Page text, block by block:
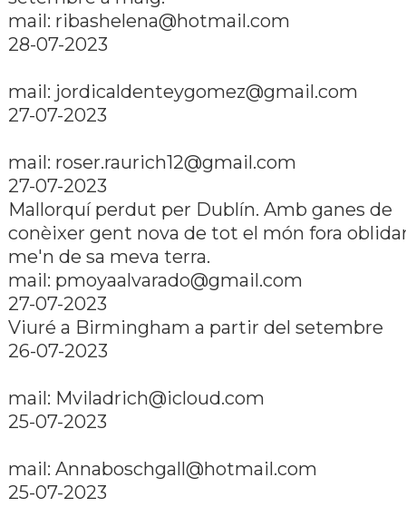
mail: ribashelena@hotmail.com
28-07-2023
mail: jordicaldenteygomez@gmail.com
27-07-2023
mail: roser.raurich12@gmail.com
27-07-2023
Mallorquí­ perdut per Dublí­n. Amb ganes de
conèixer gent nova de tot el món fora
me'n de sa meva terra.
mail: pmoyaalvarado@gmail.com
27-07-2023
Viuré a Birmingham a partir del setembre
26-07-2023
mail: Mviladrich@icloud.com
25-07-2023
mail: Annaboschgall@hotmail.com
25-07-2023